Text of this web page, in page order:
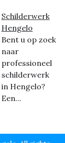
Schilderwerk
Hengelo
Bent u op zoek
naar
professioneel
schilderwerk
in Hengelo?
Een...